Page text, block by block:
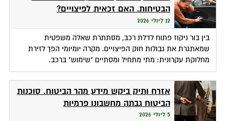
הבטיחות. האם זכאית לפיצויים?
12 ליולי 2026
בין בור ניקוז פתוח לדלת רכב, מסתתרת שאלה משפטית
שמאתגרת את גבולות חוק הפיצויים. מקרה יומיומי הפך לזירת
מחלוקת עקרונית: מתי מתחיל ומסתיים "שימוש" ברכב.
אזרח ותיק ביקש מידע מהר הביטוח. סוכנות
הביטוח גבתה מחשבונו פרמיות
5 ליולי 2026